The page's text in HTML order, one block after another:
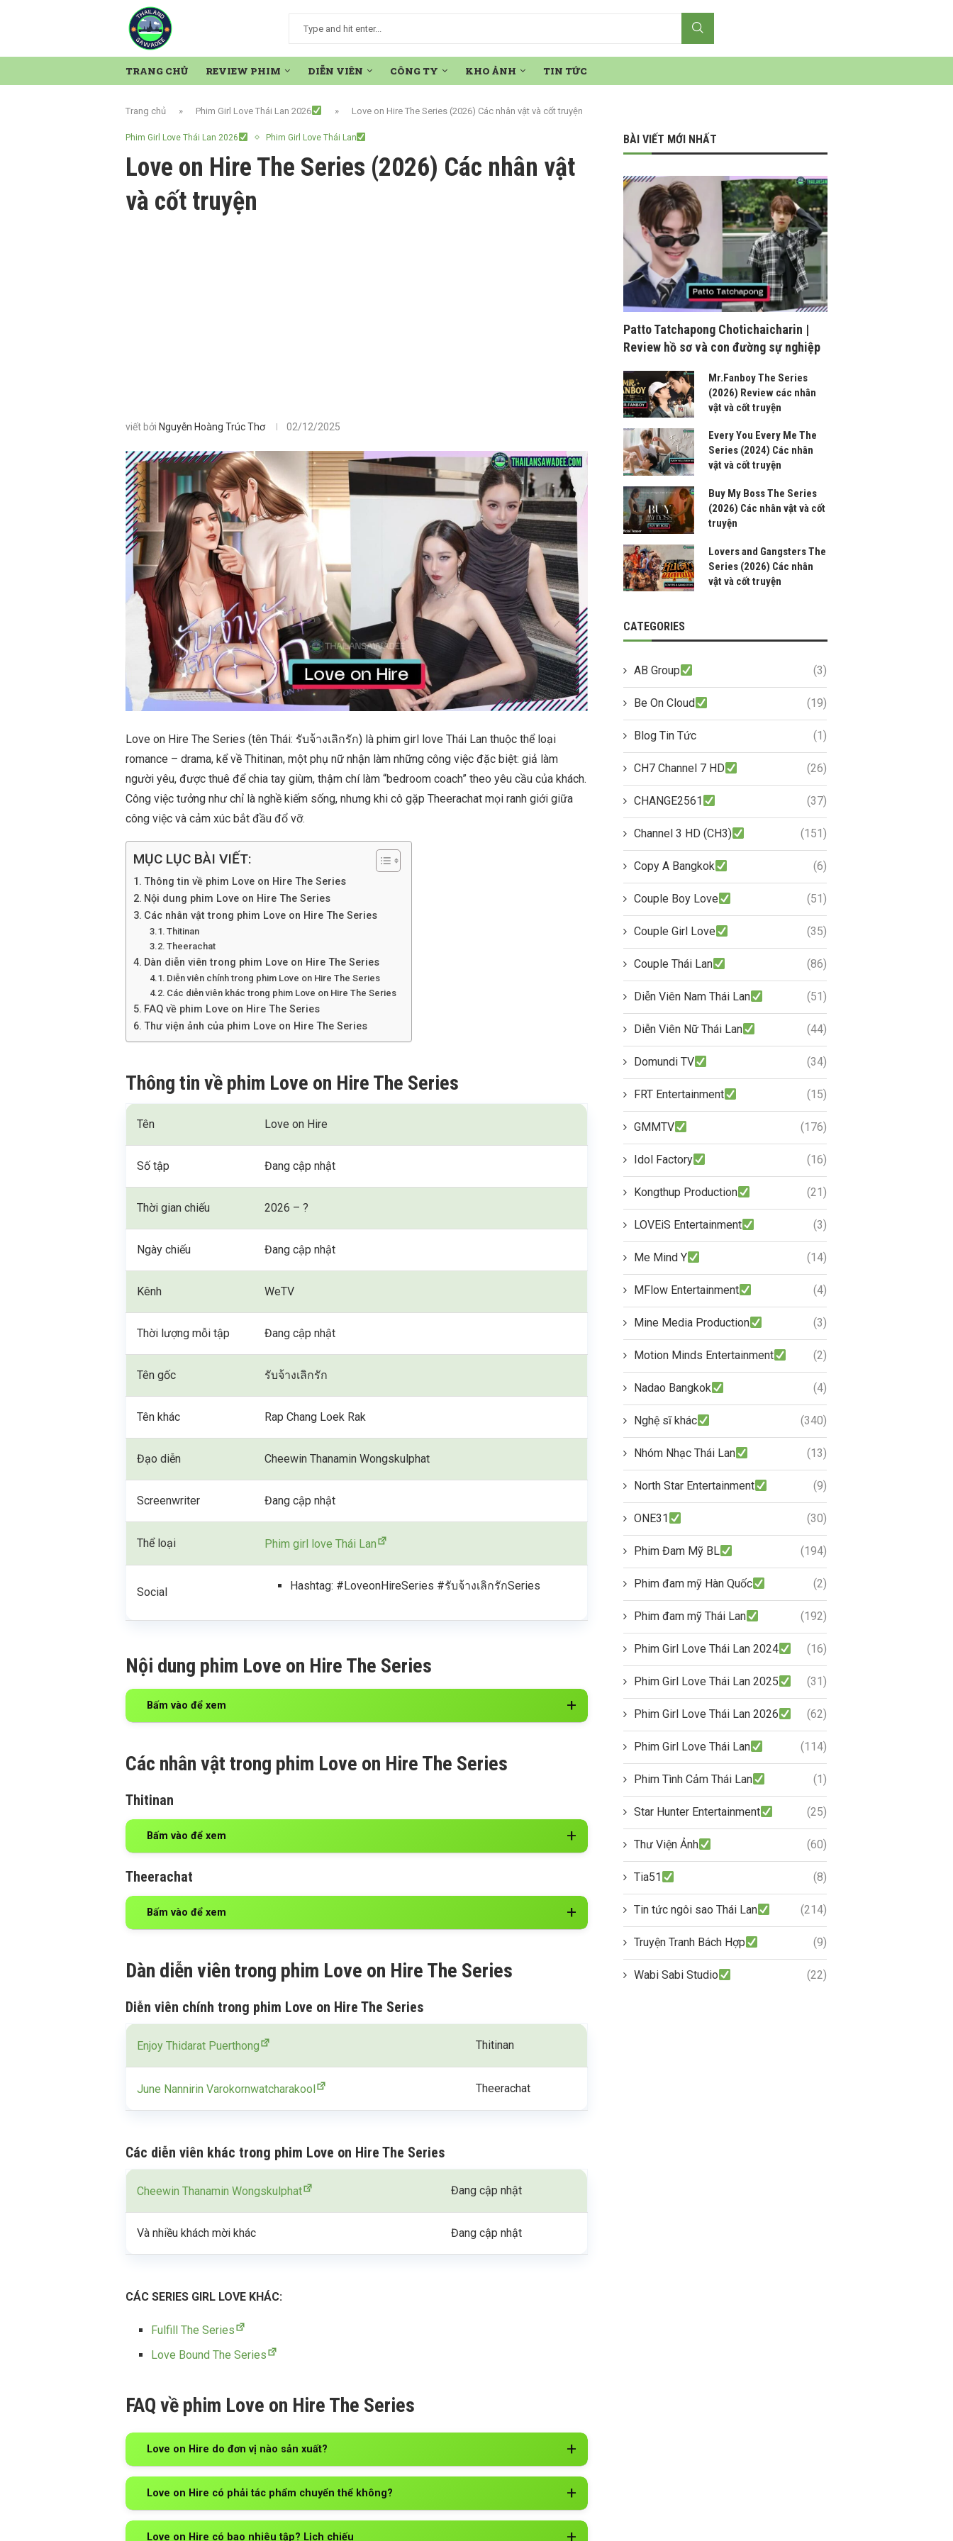
TRANG CHỦ REVIEW PHIM DIỄN VIÊN CÔNG TY KHO ẢNH TIN TỨC
Trang chủ » Phim Girl Love Thái Lan 2026 » Love on Hire The Series (2026) Các nhân vật và cốt truyện
Phim Girl Love Thái Lan 2026 Phim Girl Love Thái Lan
Love on Hire The Series (2026) Các nhân vật
và cốt truyện
viết bởi Nguyễn Hoàng Trúc Thơ 02/12/2025
Love on Hire The Series (tên Thái: รับจ้างเลิกรัก) là phim girl love Thái Lan thuộc thể loại
romance – drama, kể về Thitinan, một phụ nữ nhận làm những công việc đặc biệt: giả làm
người yêu, được thuê để chia tay giùm, thậm chí làm “bedroom coach” theo yêu cầu của khách.
Công việc tưởng như chỉ là nghề kiếm sống, nhưng khi cô gặp Theerachat mọi ranh giới giữa
công việc và cảm xúc bắt đầu đổ vỡ.
MỤC LỤC BÀI VIẾT:
Thông tin về phim Love on Hire The Series
Nội dung phim Love on Hire The Series
Các nhân vật trong phim Love on Hire The Series
Thitinan
Theerachat
Dàn diễn viên trong phim Love on Hire The Series
Diễn viên chính trong phim Love on Hire The Series
Các diễn viên khác trong phim Love on Hire The Series
FAQ về phim Love on Hire The Series
Thư viện ảnh của phim Love on Hire The Series
Thông tin về phim Love on Hire The Series
Tên Love on Hire
Số tập Đang cập nhật
Thời gian chiếu 2026 – ?
Ngày chiếu Đang cập nhật
Kênh WeTV
Thời lượng mỗi tập Đang cập nhật
Tên gốc รับจ้างเลิกรัก
Tên khác Rap Chang Loek Rak
Đạo diễn Cheewin Thanamin Wongskulphat
Screenwriter Đang cập nhật
Thể loại Phim girl love Thái Lan
Social Hashtag: #LoveonHireSeries #รับจ้างเลิกรักSeries
Nội dung phim Love on Hire The Series
Bấm vào để xem
Các nhân vật trong phim Love on Hire The Series
Thitinan
Bấm vào để xem
Theerachat
Bấm vào để xem
Dàn diễn viên trong phim Love on Hire The Series
Diễn viên chính trong phim Love on Hire The Series
Enjoy Thidarat Puerthong Thitinan
June Nannirin Varokornwatcharakool Theerachat
Các diễn viên khác trong phim Love on Hire The Series
Cheewin Thanamin Wongskulphat Đang cập nhật
Và nhiều khách mời khác Đang cập nhật
CÁC SERIES GIRL LOVE KHÁC:
Fulfill The Series
Love Bound The Series
FAQ về phim Love on Hire The Series
Love on Hire do đơn vị nào sản xuất?
Love on Hire có phải tác phẩm chuyển thể không?
Love on Hire có bao nhiêu tập? Lịch chiếu
BÀI VIẾT MỚI NHẤT
Patto Tatchapong Chotichaicharin |
Review hồ sơ và con đường sự nghiệp
Mr.Fanboy The Series
(2026) Review các nhân
vật và cốt truyện
Every You Every Me The
Series (2024) Các nhân
vật và cốt truyện
Buy My Boss The Series
(2026) Các nhân vật và cốt
truyện
Lovers and Gangsters The
Series (2026) Các nhân
vật và cốt truyện
CATEGORIES
AB Group (3)
Be On Cloud (19)
Blog Tin Tức (1)
CH7 Channel 7 HD (26)
CHANGE2561 (37)
Channel 3 HD (CH3) (151)
Copy A Bangkok (6)
Couple Boy Love (51)
Couple Girl Love (35)
Couple Thái Lan (86)
Diễn Viên Nam Thái Lan (51)
Diễn Viên Nữ Thái Lan (44)
Domundi TV (34)
FRT Entertainment (15)
GMMTV (176)
Idol Factory (16)
Kongthup Production (21)
LOVEiS Entertainment (3)
Me Mind Y (14)
MFlow Entertainment (4)
Mine Media Production (3)
Motion Minds Entertainment (2)
Nadao Bangkok (4)
Nghệ sĩ khác (340)
Nhóm Nhạc Thái Lan (13)
North Star Entertainment (9)
ONE31 (30)
Phim Đam Mỹ BL (194)
Phim đam mỹ Hàn Quốc (2)
Phim đam mỹ Thái Lan (192)
Phim Girl Love Thái Lan 2024 (16)
Phim Girl Love Thái Lan 2025 (31)
Phim Girl Love Thái Lan 2026 (62)
Phim Girl Love Thái Lan (114)
Phim Tình Cảm Thái Lan (1)
Star Hunter Entertainment (25)
Thư Viện Ảnh (60)
Tia51 (8)
Tin tức ngôi sao Thái Lan (214)
Truyện Tranh Bách Hợp (9)
Wabi Sabi Studio (22)